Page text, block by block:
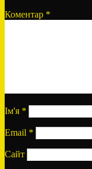
Коментар *
Ім'я *
Email *
Сайт